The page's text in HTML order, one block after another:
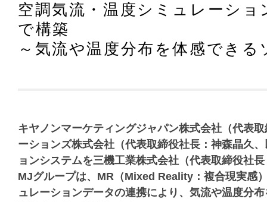
空調気流・温度シミュレーシ
で構築
～気流や温度分布を体感でき
キヤノンマーケティングジャパン株式会社（代表
ーションズ株式会社（代表取締役社長：神森晶久
ョンシステムを三機工業株式会社（代表取締役社
MJグループは、MR（Mixed Reality：複合現実感
ュレーションデータの連携により、気流や温度分